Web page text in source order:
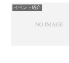
イベント紹介